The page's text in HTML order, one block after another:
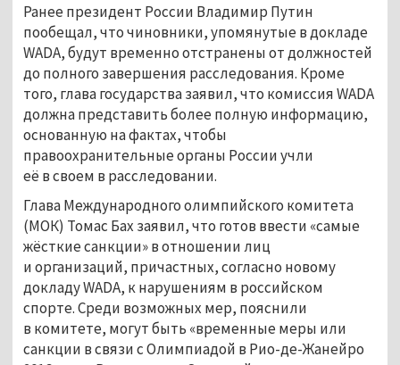
Ранее президент России Владимир Путин
пообещал, что чиновники, упомянутые в докладе
WADA, будут временно отстранены от должностей
до полного завершения расследования. Кроме
того, глава государства заявил, что комиссия WADA
должна представить более полную информацию,
основанную на фактах, чтобы
правоохранительные органы России учли
её в своем в расследовании.
Глава Международного олимпийского комитета
(МОК) Томас Бах заявил, что готов ввести «самые
жёсткие санкции» в отношении лиц
и организаций, причастных, согласно новому
докладу WADA, к нарушениям в российском
спорте. Среди возможных мер, пояснили
в комитете, могут быть «временные меры или
санкции в связи с Олимпиадой в Рио-де-Жанейро